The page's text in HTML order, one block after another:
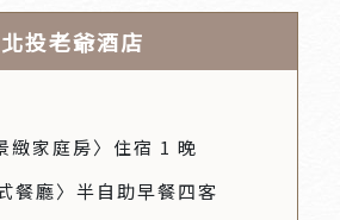
北投老爺酒店
緻家庭房〉住宿 1 晚
餐廳〉半自助早餐四客